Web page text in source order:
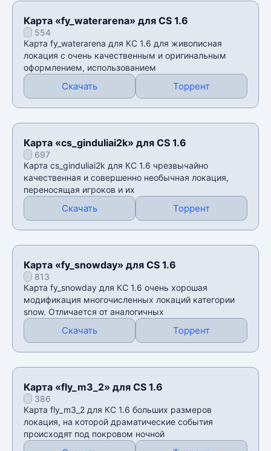
Карта «fy_waterarena» для CS 1.6
554
Карта fy_waterarena для КС 1.6 для живописная
локация с очень качественным и оригинальным
оформлением, использованием
Скачать Торрент
Карта «cs_ginduliai2k» для CS 1.6
697
Карта cs_ginduliai2k для КС 1.6 чрезвычайно
качественная и совершенно необычная локация,
переносящая игроков и их
Скачать Торрент
Карта «fy_snowday» для CS 1.6
813
Карта fy_snowday для КС 1.6 очень хорошая
модификация многочисленных локаций категории
snow. Отличается от аналогичных
Скачать Торрент
Карта «fly_m3_2» для CS 1.6
386
Карта fly_m3_2 для КС 1.6 больших размеров
локация, на которой драматические события
происходят под покровом ночной